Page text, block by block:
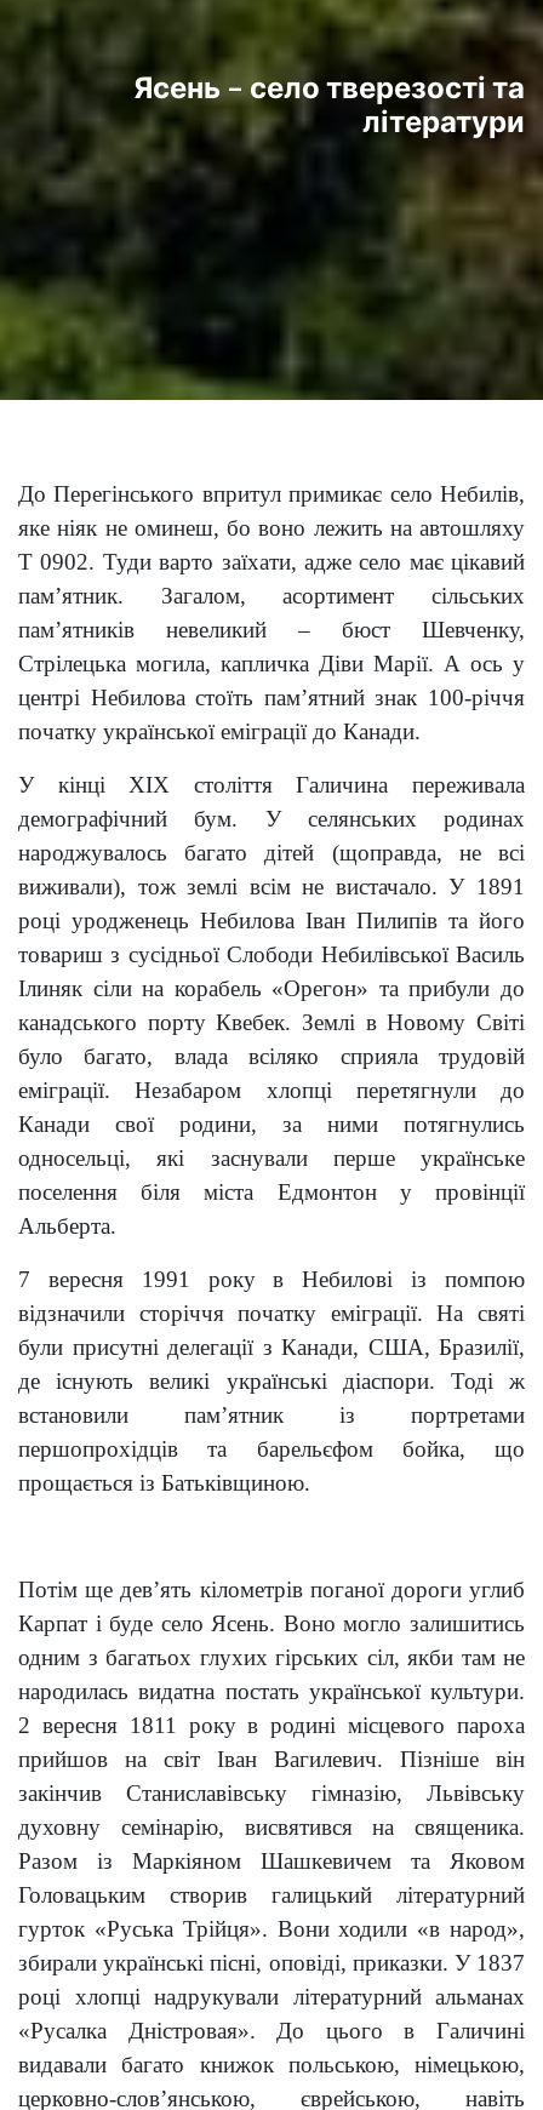
Ясень – село тверезості та
літератури
До Перегінського впритул примикає село Небилів,
яке ніяк не оминеш, бо воно лежить на автошляху
Т 0902. Туди варто заїхати, адже село має цікавий
пам’ятник. Загалом, асортимент сільських
пам’ятників невеликий – бюст Шевченку,
Стрілецька могила, капличка Діви Марії. А ось у
центрі Небилова стоїть пам’ятний знак 100-річчя
початку української еміграції до Канади.
У кінці ХІХ століття Галичина переживала
демографічний бум. У селянських родинах
народжувалось багато дітей (щоправда, не всі
виживали), тож землі всім не вистачало. У 1891
році уродженець Небилова Іван Пилипів та його
товариш з сусідньої Слободи Небилівської Василь
Ілиняк сіли на корабель «Орегон» та прибули до
канадського порту Квебек. Землі в Новому Світі
було багато, влада всіляко сприяла трудовій
еміграції. Незабаром хлопці перетягнули до
Канади свої родини, за ними потягнулись
односельці, які заснували перше українське
поселення біля міста Едмонтон у провінції
Альберта.
7 вересня 1991 року в Небилові із помпою
відзначили сторіччя початку еміграції. На святі
були присутні делегації з Канади, США, Бразилії,
де існують великі українські діаспори. Тоді ж
встановили пам’ятник із портретами
першопрохідців та барельєфом бойка, що
прощається із Батьківщиною.
Потім ще дев’ять кілометрів поганої дороги углиб
Карпат і буде село Ясень. Воно могло залишитись
одним з багатьох глухих гірських сіл, якби там не
народилась видатна постать української культури.
2 вересня 1811 року в родині місцевого пароха
прийшов на світ Іван Вагилевич. Пізніше він
закінчив Станиславівську гімназію, Львівську
духовну семінарію, висвятився на священика.
Разом із Маркіяном Шашкевичем та Яковом
Головацьким створив галицький літературний
гурток «Руська Трійця». Вони ходили «в народ»,
збирали українські пісні, оповіді, приказки. У 1837
році хлопці надрукували літературний альманах
«Русалка Дністровая». До цього в Галичині
видавали багато книжок польською, німецькою,
церковно-слов’янською, єврейською, навіть